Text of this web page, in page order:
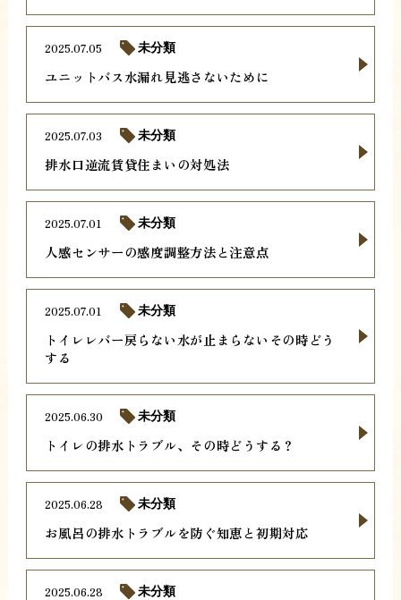
ユニットバス水漏れ見逃さないために
2025.07.05 未分類
排水口逆流賃貸住まいの対処法
2025.07.03 未分類
人感センサーの感度調整方法と注意点
2025.07.01 未分類
トイレレバー戻らない水が止まらないその時どう
する
2025.07.01 未分類
トイレの排水トラブル、その時どうする？
2025.06.30 未分類
お風呂の排水トラブルを防ぐ知恵と初期対応
2025.06.28 未分類
2025.06.28 未分類